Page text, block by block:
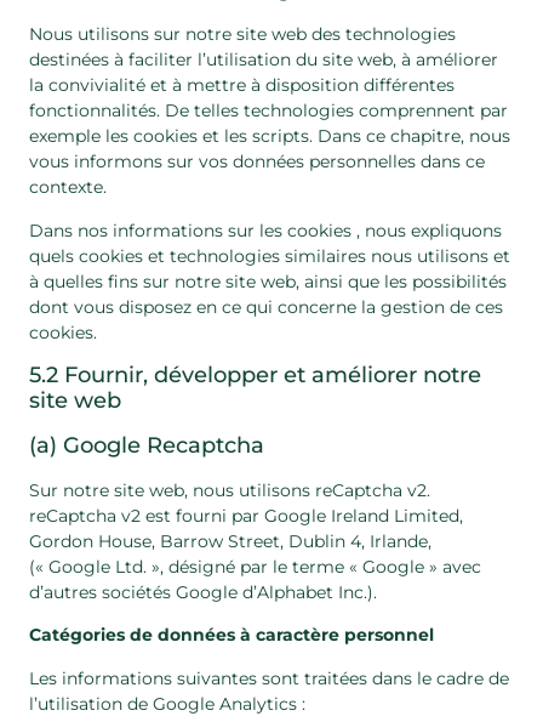
Nous utilisons sur notre site web des technologies
destinées à faciliter l’utilisation du site web, à améliorer
la convivialité et à mettre à disposition différentes
fonctionnalités. De telles technologies comprennent par
exemple les cookies et les scripts. Dans ce chapitre, nous
vous informons sur vos données personnelles dans ce
contexte.
Dans nos informations sur les cookies , nous expliquons
quels cookies et technologies similaires nous utilisons et
à quelles fins sur notre site web, ainsi que les possibilités
dont vous disposez en ce qui concerne la gestion de ces
cookies.
5.2 Fournir, développer et améliorer notre
site web
(a) Google Recaptcha
Sur notre site web, nous utilisons reCaptcha v2.
reCaptcha v2 est fourni par Google Ireland Limited,
Gordon House, Barrow Street, Dublin 4, Irlande,
(« Google Ltd. », désigné par le terme « Google » avec
d’autres sociétés Google d’Alphabet Inc.).
Catégories de données à caractère personnel
Les informations suivantes sont traitées dans le cadre de
l’utilisation de Google Analytics :